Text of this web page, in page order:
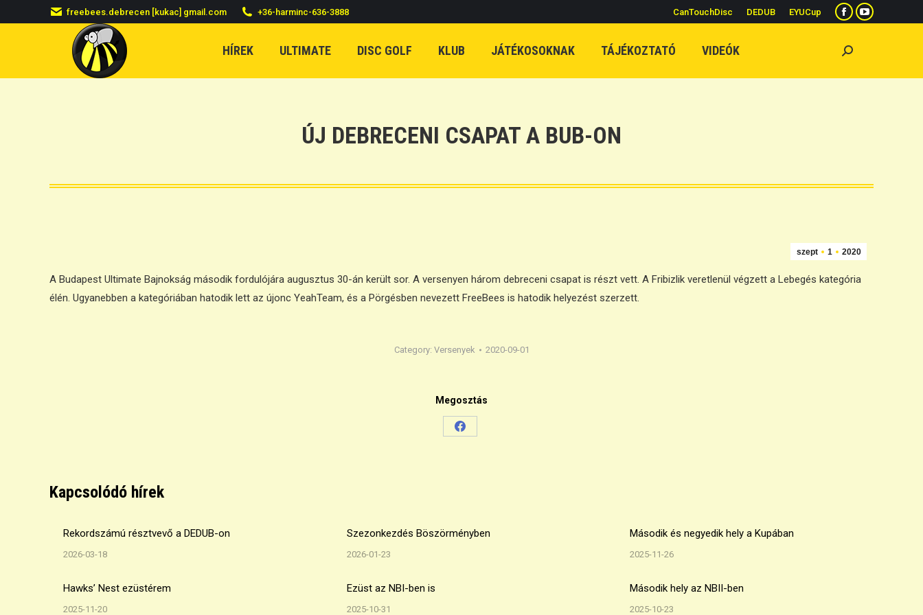
freebees.debrecen [kukac] gmail.com +36-harminc-636-3888 CanTouchDisc DEDUB EYUCup
Facebook
opens
YouTube
HÍREK ULTIMATE DISC GOLF KLUB JÁTÉKOSOKNAK TÁJÉKOZTATÓ VIDEÓK Search:
ÚJ DEBRECENI CSAPAT A BUB-ON
szept 1 2020
A Budapest Ultimate Bajnokság második fordulójára augusztus 30-án került sor. A versenyen három debreceni csapat is részt vett. A Fribizlik veretlenül végzett a Lebegés kategória
élén. Ugyanebben a kategóriában hatodik lett az újonc YeahTeam, és a Pörgésben nevezett FreeBees is hatodik helyezést szerzett.
Category: Versenyek 2020-09-01
Megosztás
Share
Kapcsolódó hírek
Rekordszámú résztvevő a DEDUB-on
2026-03-18
Szezonkezdés Böszörményben
2026-01-23
Második és negyedik hely a Kupában
2025-11-26
Hawks’ Nest ezüstérem
2025-11-20
Ezüst az NBI-ben is
2025-10-31
Második hely az NBII-ben
2025-10-23